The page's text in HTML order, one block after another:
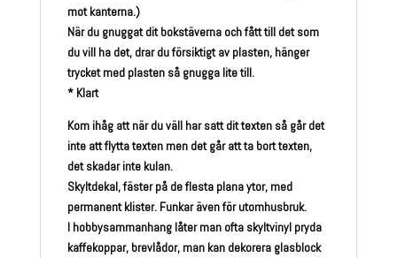
mot kanterna.)
När du gnuggat dit bokstäverna och fått till det som
du vill ha det, drar du försiktigt av plasten, hänger
trycket med plasten så gnugga lite till.
* Klart
Kom ihåg att när du väll har satt dit texten så går det
inte att flytta texten men det går att ta bort texten,
det skadar inte kulan.
Skyltdekal, fäster på de flesta plana ytor, med
permanent klister. Funkar även för utomhusbruk.
I hobbysammanhang låter man ofta skyltvinyl pryda
kaffekoppar, brevlådor, man kan dekorera glasblock